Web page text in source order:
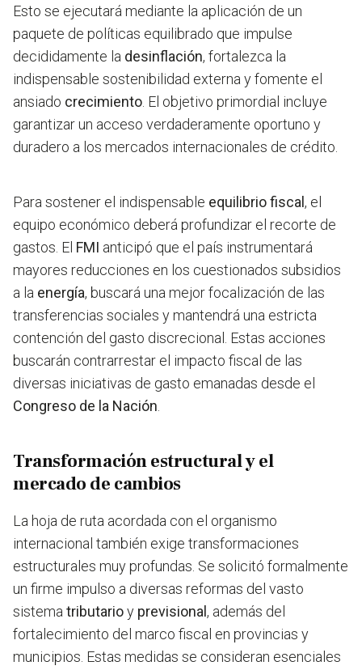
Esto se ejecutará mediante la aplicación de un
paquete de políticas equilibrado que impulse
decididamente la desinflación, fortalezca la
indispensable sostenibilidad externa y fomente el
ansiado crecimiento. El objetivo primordial incluye
garantizar un acceso verdaderamente oportuno y
duradero a los mercados internacionales de crédito.
Para sostener el indispensable equilibrio fiscal, el
equipo económico deberá profundizar el recorte de
gastos. El FMI anticipó que el país instrumentará
mayores reducciones en los cuestionados subsidios
a la energía, buscará una mejor focalización de las
transferencias sociales y mantendrá una estricta
contención del gasto discrecional. Estas acciones
buscarán contrarrestar el impacto fiscal de las
diversas iniciativas de gasto emanadas desde el
Congreso de la Nación.
Transformación estructural y el
mercado de cambios
La hoja de ruta acordada con el organismo
internacional también exige transformaciones
estructurales muy profundas. Se solicitó formalmente
un firme impulso a diversas reformas del vasto
sistematributarioy previsional, además del
fortalecimiento del marco fiscal en provincias y
municipios. Estas medidas se consideran esenciales